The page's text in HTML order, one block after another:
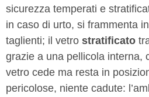
sicurezza temperati e
in caso di urto, si frammenta
taglienti; il vetro stratificato
grazie a una pellicola interna,
vetro cede ma resta in
pericolose, niente cadute: